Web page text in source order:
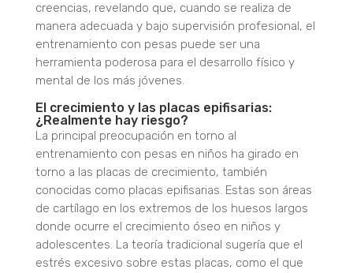
creencias, revelando que, cuando se realiza de
manera adecuada y bajo supervisión profesional, el
entrenamiento con pesas puede ser una
herramienta poderosa para el desarrollo físico y
mental de los más jóvenes.
El crecimiento y las placas epifisarias:
¿Realmente hay riesgo?
La principal preocupación en torno al
entrenamiento con pesas en niños ha girado en
torno a las placas de crecimiento, también
conocidas como placas epifisarias. Estas son áreas
de cartílago en los extremos de los huesos largos
donde ocurre el crecimiento óseo en niños y
adolescentes. La teoría tradicional sugería que el
estrés excesivo sobre estas placas, como el que